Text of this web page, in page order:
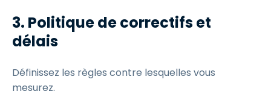
3. Politique de correctifs et
délais
Définissez les règles contre lesquelles vous
mesurez.